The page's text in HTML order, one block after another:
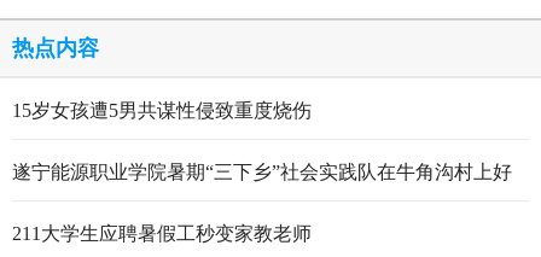
热点内容
15岁女孩遭5男共谋性侵致重度烧伤
遂宁能源职业学院暑期“三下乡”社会实践队在牛角沟村上好
211大学生应聘暑假工秒变家教老师